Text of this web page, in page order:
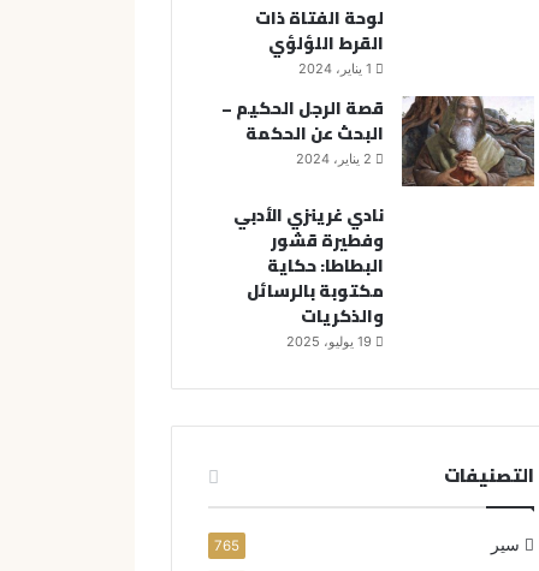
لوحة الفتاة ذات
القرط اللؤلؤي
1 يناير، 2024
قصة الرجل الحكيم –
البحث عن الحكمة
2 يناير، 2024
نادي غرينزي الأدبي
وفطيرة قشور
البطاطا: حكاية
مكتوبة بالرسائل
والذكريات
19 يوليو، 2025
التصنيفات
سير 765